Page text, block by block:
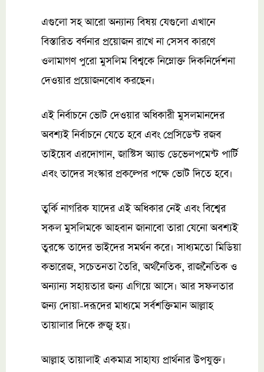
এগুলো সহ আরো অন্যান্য বিষয় যেগুলো এখানে
বিস্তারিত বর্ণনার প্রয়োজন রাখে না সেসব কারণে
ওলামাগণ পুরো মুসলিম বিশ্বকে নিম্নোক্ত দিকনির্দেশনা
দেওয়ার প্রয়োজনবোধ করছেন।
এই নির্বাচনে ভোট দেওয়ার অধিকারী মুসলমানদের
অবশ্যই নির্বাচনে যেতে হবে এবং প্রেসিডেন্ট রজব
তাইয়েব এরদোগান, জাস্টিস অ্যান্ড ডেভেলপমেন্ট পার্টি
এবং তাদের সংস্কার প্রকল্পের পক্ষে ভোট দিতে হবে।
তুর্কি নাগরিক যাদের এই অধিকার নেই এবং বিশ্বের
সকল মুসলিমকে আহবান জানাবো তারা যেনো অবশ্যই
তুরস্কে তাদের ভাইদের সমর্থন করে। সাধ্যমতো মিডিয়া
কভারেজ, সচেতনতা তৈরি, অর্থনৈতিক, রাজনৈতিক ও
অন্যান্য সহায়তার জন্য এগিয়ে আসে। আর সফলতার
জন্য দোয়া-দরূদের মাধ্যমে সর্বশক্তিমান আল্লাহ
তায়ালার দিকে রুজু হয়।
আল্লাহ তায়ালাই একমাত্র সাহায্য প্রার্থনার উপযুক্ত।